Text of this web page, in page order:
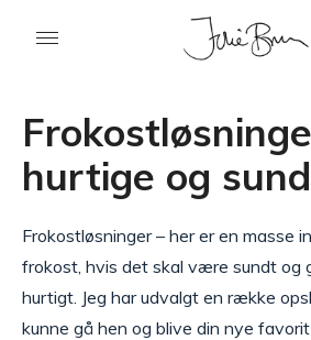
hurtige og
Frokostløsninger – her er en masse
frokost, hvis det skal være sundt og
hurtigt. Jeg har udvalgt en række
kunne gå hen og blive din nye